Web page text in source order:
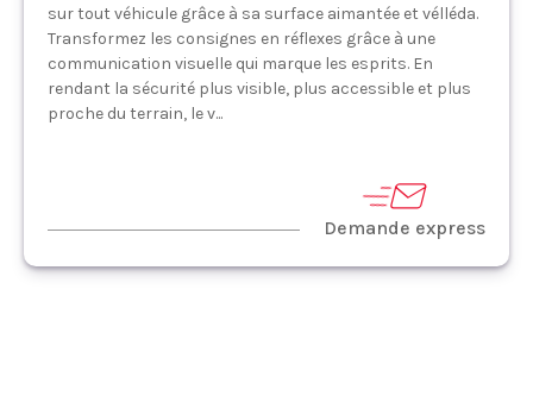
sur tout véhicule grâce à sa surface aimantée et vélléda.
Transformez les consignes en réflexes grâce à une
communication visuelle qui marque les esprits. En
rendant la sécurité plus visible, plus accessible et plus
proche du terrain, le v...
Demande express